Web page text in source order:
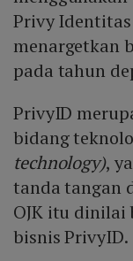
Privy
menargetkan
pada tahun
PrivyID
bidang
technology),
tanda tangan
OJK itu dinilai
bisnis PrivyID.